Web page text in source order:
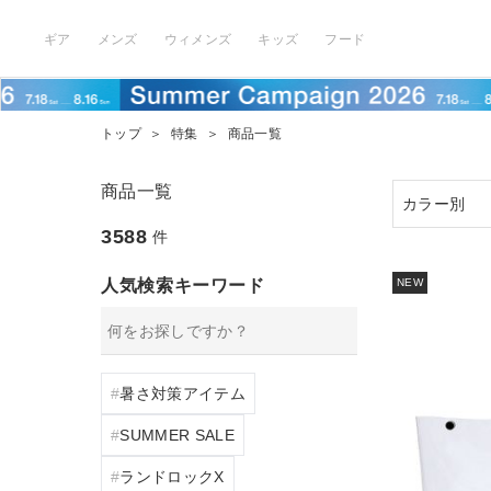
ギア メンズ ウィメンズ キッズ フード
トップ ＞ 特集 ＞ 商品一覧
商品一覧
3588 件
人気検索キーワード
暑さ対策アイテム
SUMMER SALE
ランドロックX
NEW